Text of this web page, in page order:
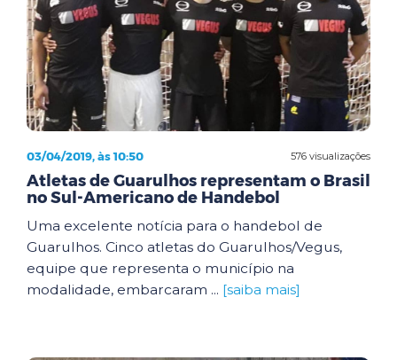
576 visualizações
03/04/2019, às 10:50
Atletas de Guarulhos representam o Brasil
no Sul-Americano de Handebol
Uma excelente notícia para o handebol de
Guarulhos. Cinco atletas do Guarulhos/Vegus,
equipe que representa o município na
modalidade, embarcaram ... [saiba mais]